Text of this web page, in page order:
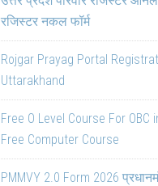
रजिस्टर नकल फॉर्म
Rojgar Prayag Portal
Uttarakhand
Free O Level Course For OBC
Free Computer Course
PMMVY 2.0 Form 2026